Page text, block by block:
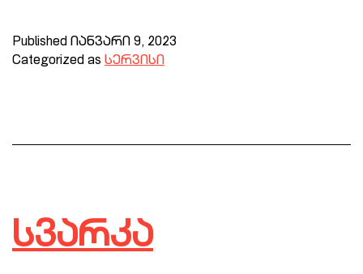
Published იანვარი 9, 2023
Categorized as სერვისი
სვარკა